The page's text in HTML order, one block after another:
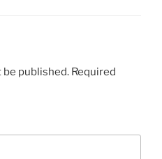
be published. Required